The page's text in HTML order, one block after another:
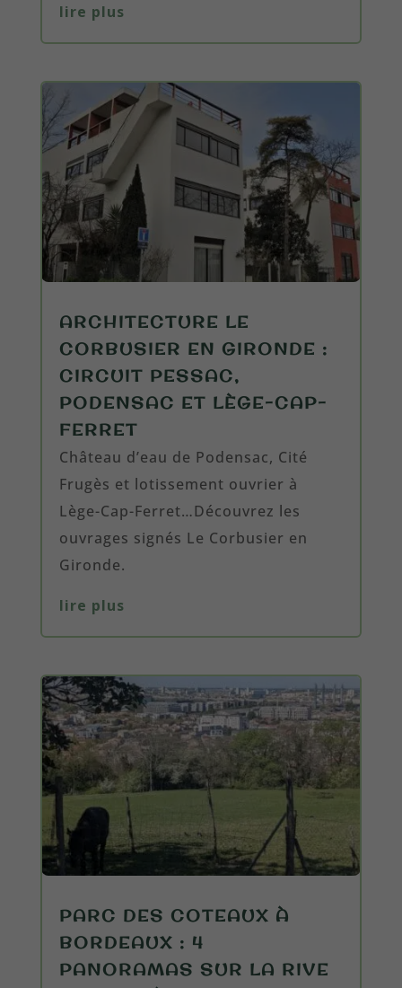
lire plus
ARCHITECTURE LE
CORBUSIER EN GIRONDE :
CIRCUIT PESSAC,
PODENSAC ET LÈGE-CAP-
FERRET
Château d’eau de Podensac, Cité
Frugès et lotissement ouvrier à
Lège-Cap-Ferret…Découvrez les
ouvrages signés Le Corbusier en
Gironde.
lire plus
PARC DES COTEAUX À
BORDEAUX : 4
PANORAMAS SUR LA RIVE